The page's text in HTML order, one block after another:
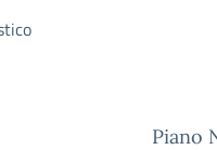
Piano